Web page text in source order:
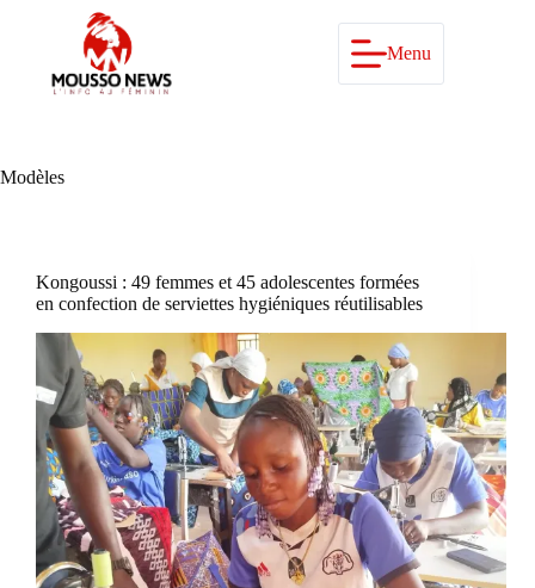
Menu
Modèles
Kongoussi : 49 femmes et 45 adolescentes formées
en confection de serviettes hygiéniques réutilisables